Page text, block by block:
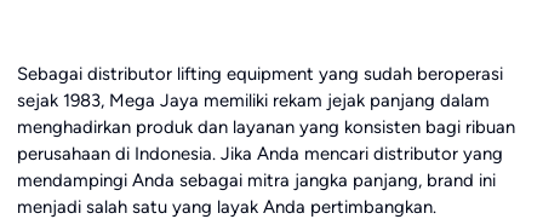
Sebagai distributor lifting equipment yang sudah beroperasi
sejak 1983, Mega Jaya memiliki rekam jejak panjang dalam
menghadirkan produk dan layanan yang konsisten bagi ribuan
perusahaan di Indonesia. Jika Anda mencari distributor yang
mendampingi Anda sebagai mitra jangka panjang, brand ini
menjadi salah satu yang layak Anda pertimbangkan.